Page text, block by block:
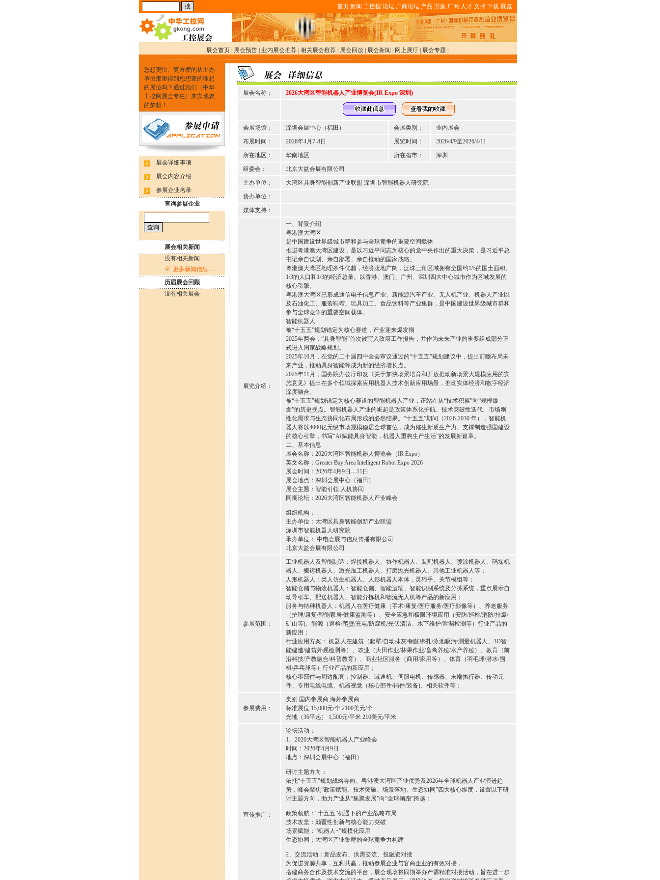
首页 新闻 工控搜 论坛 厂商论坛 产品 方案 厂商 人才 文摘 下载 展览
展会首页 展会预告 业内展会推荐 相关展会推荐 展会回放 展会新闻 网上展厅 展会专题
您想更快、更方便的从主办
单位那里得到您想要的理想
的展位吗？通过我们（中华
工控网展会专栏）来实现您
的梦想！
展会详细事项
展会内容介绍
参展企业名录
查询参展企业
展会相关新闻
没有相关新闻
更多新闻信息……
历届展会回顾
没有相关展会
展会名称： 2026大湾区智能机器人产业博览会(IR Expo 深圳)
会展场馆： 深圳会展中心（福田） 会展类别：
业内展会
布展时间：
2026年4月7-8日 展览时间：
2026/4/9至2026/4/11
所在地区：
华南地区 所在省市：
深圳
组委会：
北京大益会展有限公司
主办单位：
大湾区具身智能创新产业联盟 深圳市智能机器人研究院
协办单位：
媒体支持：
展览介绍：
一、背景介绍
粤港澳大湾区
是中国建设世界级城市群和参与全球竞争的重要空间载体
推进粤港澳大湾区建设，是以习近平同志为核心的党中央作出的重大决策，是习近平总
书记亲自谋划、亲自部署、亲自推动的国家战略。
粤港澳大湾区地理条件优越，经济腹地广阔，泛珠三角区域拥有全国约1/5的国土面积、
1/3的人口和1/3的经济总量。以香港、澳门、广州、深圳四大中心城市作为区域发展的
核心引擎。
粤港澳大湾区已形成通信电子信息产业、新能源汽车产业、无人机产业、机器人产业以
及石油化工、服装鞋帽、玩具加工、食品饮料等产业集群，是中国建设世界级城市群和
参与全球竞争的重要空间载体。
智能机器人
被“十五五”规划锚定为核心赛道，产业迎来爆发期
2025年两会，“具身智能”首次被写入政府工作报告，并作为未来产业的重要组成部分正
式进入国家战略规划。
2025年10月，在党的二十届四中全会审议通过的“十五五”规划建议中，提出前瞻布局未
来产业，推动具身智能等成为新的经济增长点。
2025年11月，国务院办公厅印发《关于加快场景培育和开放推动新场景大规模应用的实
施意见》提出在多个领域探索应用机器人技术创新应用场景，推动实体经济和数字经济
深度融合。
被“十五五”规划锚定为核心赛道的智能机器人产业，正站在从“技术积累”向“规模爆
发”的历史拐点。智能机器人产业的崛起是政策体系化护航、技术突破性迭代、市场刚
性化需求与生态协同化布局形成的必然结果。“十五五”期间（2026-2030 年），智能机
器人将以4000亿元级市场规模稳居全球首位，成为催生新质生产力、支撑制造强国建设
的核心引擎，书写“AI赋能具身智能，机器人重构生产生活”的发展新篇章。
二、基本信息
展会名称：2026大湾区智能机器人博览会（IR Expo）
英文名称：Greater Bay Area Intelligent Robot Expo 2026
展会时间：2026年4月9日—11日
展会地点：深圳会展中心（福田）
展会主题：智能引领 人机协同
同期论坛：2026大湾区智能机器人产业峰会
组织机构：
主办单位：大湾区具身智能创新产业联盟
深圳市智能机器人研究院
承办单位： 中电会展与信息传播有限公司
北京大益会展有限公司
参展范围：
工业机器人及智能制造：焊接机器人、协作机器人、装配机器人、喷涂机器人、码垛机
器人、搬运机器人、激光加工机器人、打磨抛光机器人、其他工业机器人等；
人形机器人：类人仿生机器人、人形机器人本体，灵巧手、关节模组等；
智能仓储与物流机器人：智能仓储、智能运输、智能识别系统及分拣系统，重点展示自
动导引车、配送机器人、智能分拣机和物流无人机等产品的新应用；
服务与特种机器人：机器人在医疗健康（手术/康复/医疗服务/医疗影像等）、养老服务
（护理/康复/智能家居/健康监测等）、安全应急和极限环境应用（安防/巡检/消防/排爆/
矿山等)、能源（巡检/爬壁/充电/防腐机/光伏清洁、水下维护/泄漏检测等）行业产品的
新应用；
行业应用方案： 机器人在建筑（爬壁/自动抹灰/钢筋绑扎/泳池吸污/测量机器人、3D智
能建造/建筑外观检测等）、农业（大田作业/林果作业/畜禽养殖/水产养殖）、教育（前
沿科技/产教融合/科普教育）、商业社区服务（商用/家用等）、体育（羽毛球/潜水/围
棋/乒乓球等）行业产品的新应用；
核心零部件与周边配套：控制器、减速机、伺服电机、传感器、末端执行器、传动元
件、专用电线电缆、机器视觉（核心部件/辅件/装备)、相关软件等；
参展费用：
类别 国内参展商 海外参展商
标准展位 15,000元/个 2100美元/个
光地（36平起） 1,500元/平米 210美元/平米
宣传推广：
论坛活动：
1、2026大湾区智能机器人产业峰会
时间：2026年4月9日
地点：深圳会展中心（福田）
研讨主题方向：
依托“十五五”规划战略导向、粤港澳大湾区产业优势及2026年全球机器人产业演进趋
势，峰会聚焦“政策赋能、技术突破、场景落地、生态协同”四大核心维度，设置以下研
讨主题方向，助力产业从“集聚发展”向“全球领跑”跨越：
政策领航：“十五五”机遇下的产业战略布局
技术攻坚：颠覆性创新与核心能力突破
场景赋能：“机器人+”规模化应用
生态协同：大湾区产业集群的全球竞争力构建
2、交流活动：新品发布、供需交流、投融资对接
为促进资源共享，互利共赢，推动参展企业与客商企业的有效对接，
搭建商务合作及技术交流的平台，展会现场将同期举办产需精准对接活动，旨在进一步